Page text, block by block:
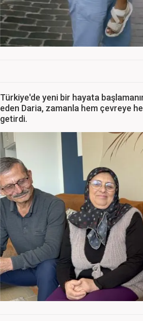
Türkiye'de yeni bir hayata
eden Daria, zamanla hem çevreye
getirdi.